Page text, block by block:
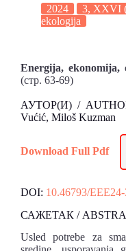
2024 3, XXVI
ekologija
Energija,
(стр. 63-69)
АУТОР(И) /
Vućić, Miloš Kuzman
Download Full Pdf
DOI: 10.46793/
САЖЕТАК /
Usled potrebe za